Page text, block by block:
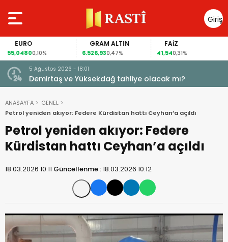
Giriş
Yap
EURO
55,04800,10%
GRAM ALTIN
6.526,930,47%
FAİZ
41,540,31%
5 Ağustos 2026 - 18:01
Demirtaş ve Yüksekdağ tahliye olacak mı?
ANASAYFA
GENEL
Petrol yeniden akıyor: Federe Kürdistan hattı Ceyhan’a açıldı
Petrol yeniden akıyor: Federe
Kürdistan hattı Ceyhan’a açıldı
18.03.2026 10:11 Güncellenme :18.03.2026 10:12